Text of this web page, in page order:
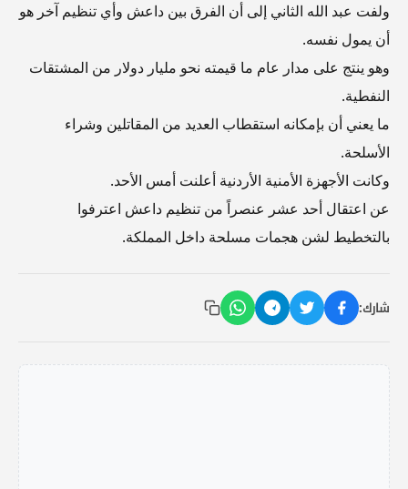
ولفت عبد الله الثاني إلى أن الفرق بين داعش وأي تنظيم آخر هو
أن يمول نفسه.
وهو ينتج على مدار عام ما قيمته نحو مليار دولار من المشتقات
النفطية.
ما يعني أن بإمكانه استقطاب العديد من المقاتلين وشراء
الأسلحة.
وكانت الأجهزة الأمنية الأردنية أعلنت أمس الأحد.
عن اعتقال أحد عشر عنصراً من تنظيم داعش اعترفوا
بالتخطيط لشن هجمات مسلحة داخل المملكة.
شارك: